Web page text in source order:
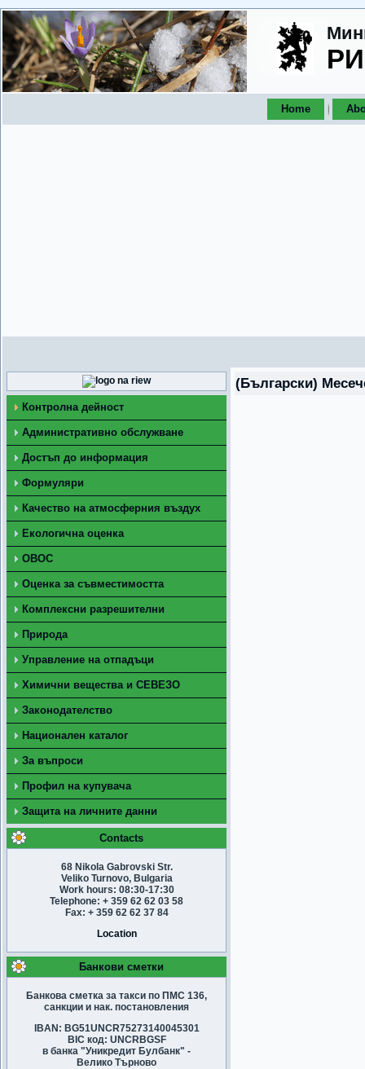
Home
Контролна дейност
Административно обслужване
Достъп до информация
Формуляри
Качество на атмосферния въздух
Екологична оценка
ОВОС
Оценка за съвместимостта
Комплексни разрешителни
Природа
Управление на отпадъци
Химични вещества и СЕВЕЗО
Законодателство
Национален каталог
За въпроси
Профил на купувача
Защита на личните данни
Contacts
68 Nikola Gabrovski Str.
Veliko Turnovo, Bulgaria
Work hours: 08:30-17:30
Telephone: + 359 62 62 03 58
Fax: + 359 62 62 37 84
Location
Банкови сметки
Банкова сметка за такси по ПМС 136,
санкции и нак. постановления
IBAN: BG51UNCR75273140045301
BIC код: UNCRBGSF
в банка "Уникредит Булбанк" -
Велико Търново
(Български)